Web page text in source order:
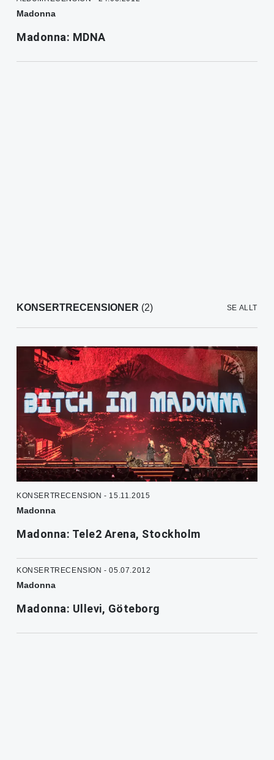
Madonna
Madonna: MDNA
KONSERTRECENSIONER (2) SE ALLT
KONSERTRECENSION - 15.11.2015
Madonna
Madonna: Tele2 Arena, Stockholm
KONSERTRECENSION - 05.07.2012
Madonna
Madonna: Ullevi, Göteborg